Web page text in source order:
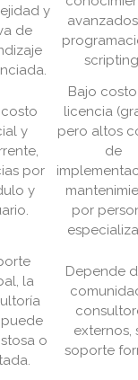
y
de
y
por
y
Bajo
licencia
pero altos
de
por
la
o
Depende
externos,
soporte